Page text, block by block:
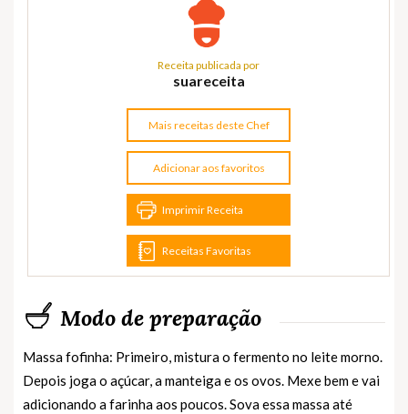
Receita publicada por
suareceita
Mais receitas deste Chef
Adicionar aos favoritos
Imprimir Receita
Receitas Favoritas
Modo de preparação
Massa fofinha: Primeiro, mistura o fermento no leite morno.
Depois joga o açúcar, a manteiga e os ovos. Mexe bem e vai
adicionando a farinha aos poucos. Sova essa massa até